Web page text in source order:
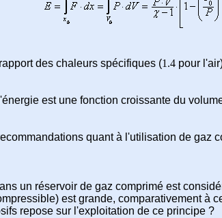
des chaleurs spécifiques (1.4 pour
est une fonction croissante du
quant à l'utilisation de gaz
un réservoir de gaz comprimé est
est grande, comparativement à
repose sur l'exploitation de ce principe ?